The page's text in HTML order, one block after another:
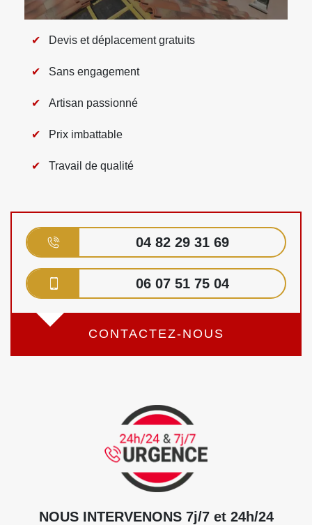
Devis et déplacement gratuits
Sans engagement
Artisan passionné
Prix imbattable
Travail de qualité
04 82 29 31 69
06 07 51 75 04
CONTACTEZ-NOUS
NOUS INTERVENONS 7j/7 et 24h/24